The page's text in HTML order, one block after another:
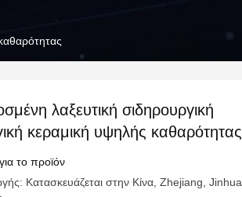
λαξευτική σιδηρουργική
κεραμική υψηλής καθαρότητας
το προϊόν
Κατασκευάζεται στην Κίνα, Zhejiang, Jinhua